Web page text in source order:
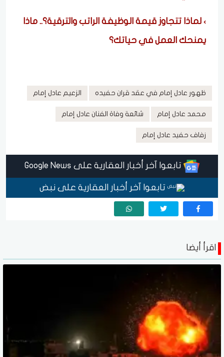
لماذا تتجاوز قيمة الوظيفة الراتب والترقية؟.. ماذا
يمنحك العمل في حياتك؟
ظهور عادل إمام في عقد قران حفيده الزعيم عادل إمام
محمد عادل إمام شائعة وفاة الفنان عادل إمام
زفاف حفيد عادل إمام
تابعوا آخر أخبار العقارية على Google News
تابعوا آخر أخبار العقارية على نبض
اقرأ أيضا